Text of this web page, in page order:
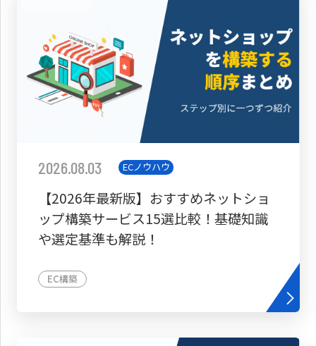
2026.08.03 ECノウハウ
【2026年最新版】おすすめネットショ
ップ構築サービス15選比較！基礎知識
や選定基準も解説！
EC構築